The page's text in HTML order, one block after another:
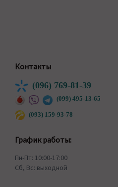
Контакты
(096) 769-81-39
(099) 495-13-65
(093) 159-93-78
График работы:
Пн-Пт: 10:00-17:00
Сб, Вс: выходной